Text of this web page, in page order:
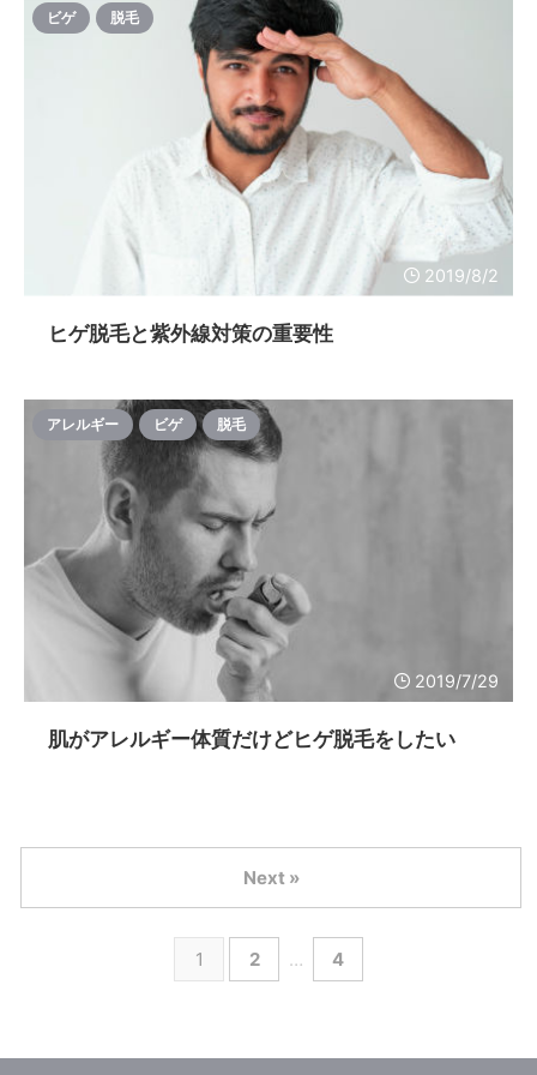
2019/8/2
ビゲ 脱毛
ヒゲ脱毛と紫外線対策の重要性
2019/7/29
アレルギー ビゲ 脱毛
肌がアレルギー体質だけどヒゲ脱毛をしたい
1 2 … 4
Next »